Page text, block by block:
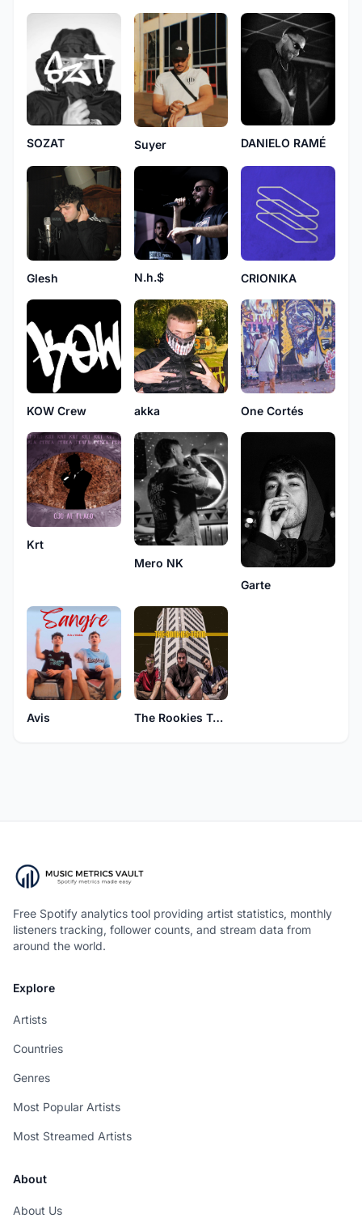
SOZAT Suyer DANIELO RAMÉ
Glesh N.h.$ CRIONIKA
KOW Crew akka One Cortés
Krt
Mero NK
Garte
Avis The Rookies Team
Free Spotify analytics tool providing artist statistics, monthly
listeners tracking, follower counts, and stream data from
around the world.
Explore
Artists
Countries
Genres
Most Popular Artists
Most Streamed Artists
About
About Us